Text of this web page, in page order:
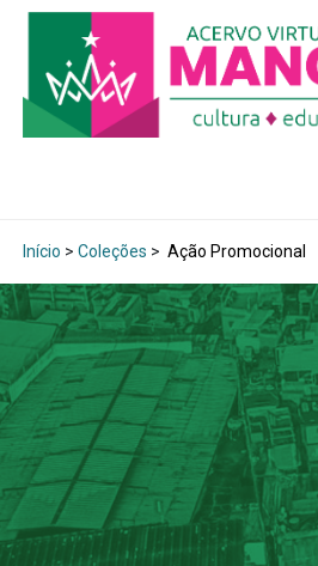
Início > Coleções > Ação Promocional